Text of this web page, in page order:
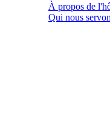
À propos de
Qui nous